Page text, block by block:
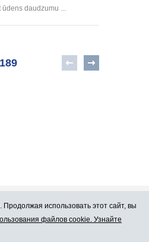
daudzumu ...
189
Реклама
использовать этот сайт, вы
файлов cookie. Узнайте